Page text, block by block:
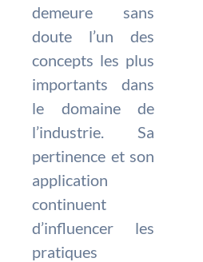
demeure sans
doute l’un des
concepts les plus
importants dans
le domaine de
l’industrie. Sa
pertinence et son
application
continuent
d’influencer les
pratiques